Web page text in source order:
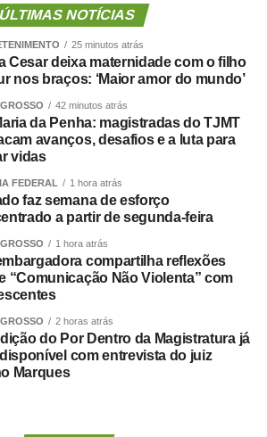
nós mato-grossenses, o
do Centro-Oeste brasileiro”,
foi realizado para provimento de
cadastro de reserva para cargos de
contemplando funções como
analista legislativo, controlador interno
Vianna Rangel agradeceu a
no Instituto Selecon e destacou a
foi conduzido.
também agradeço ao
fato, fizemos um concurso histórico,
que o Juca nos deu para
com qualidade e segurança,
com muita transparência”, declarou o
ÚLTIMAS NOTÍCIAS
25 minutos atrás
Cesar deixa maternidade com o filho
nos braços: ‘Maior amor do mundo’
42 minutos atrás
da Penha: magistradas do TJMT
avanços, desafios e a luta para
vidas
FEDERAL 1 hora atrás
faz semana de esforço
a partir de segunda-feira
1 hora atrás
compartilha reflexões
“Comunicação Não Violenta” com
2 horas atrás
do Por Dentro da Magistratura já
com entrevista do juiz
Marques